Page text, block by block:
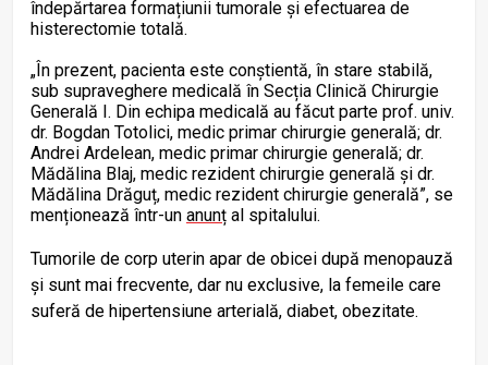
îndepărtarea formațiunii tumorale și efectuarea de
histerectomie totală.
„În prezent, pacienta este conștientă, în stare stabilă,
sub supraveghere medicală în Secția Clinică Chirurgie
Generală I. Din echipa medicală au făcut parte prof. univ.
dr. Bogdan Totolici, medic primar chirurgie generală; dr.
Andrei Ardelean, medic primar chirurgie generală; dr.
Mădălina Blaj, medic rezident chirurgie generală și dr.
Mădălina Drăguț, medic rezident chirurgie generală”, se
menționează într-un anunț al spitalului.
Tumorile de corp uterin apar de obicei după menopauză
și sunt mai frecvente, dar nu exclusive, la femeile care
suferă de hipertensiune arterială, diabet, obezitate.